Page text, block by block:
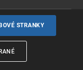
STRANKY